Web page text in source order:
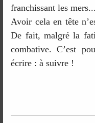
franchissant les mers...
Avoir cela en tête
De fait, malgré la
combative. C’est
écrire : à suivre !